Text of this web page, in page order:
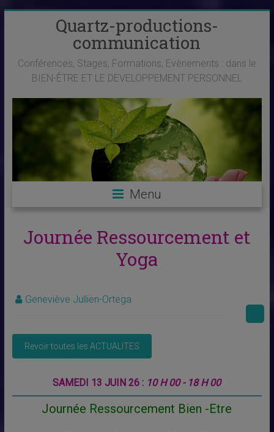
Quartz-productions-
communication
Conférences, Stages, Formations, Evènements : dans le
BIEN-ÊTRE ET LE DEVELOPPEMENT PERSONNEL
Menu
Journée Ressourcement et
Yoga
Geneviève Jullien-Ortega
SAMEDI 13 JUIN 26 : 10 H 00 - 18 H 00
Journée Ressourcement Bien -Etre